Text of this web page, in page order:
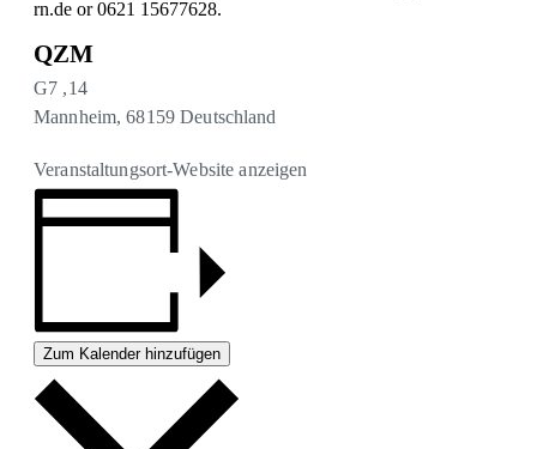
rn.de or 0621 15677628.
QZM
G7 ,14
Mannheim, 68159 Deutschland
Veranstaltungsort-Website anzeigen
Zum Kalender hinzufügen